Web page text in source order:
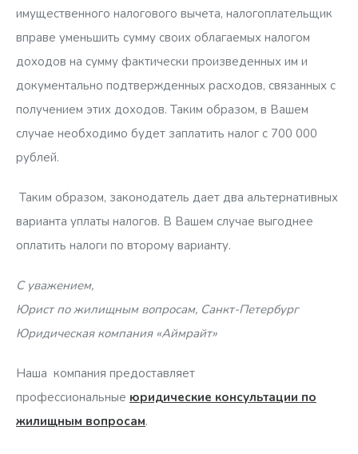
имущественного налогового вычета, налогоплательщик
вправе уменьшить сумму своих облагаемых налогом
доходов на сумму фактически произведенных им и
документально подтвержденных расходов, связанных с
получением этих доходов. Таким образом, в Вашем
случае необходимо будет заплатить налог с 700 000
рублей.
Таким образом, законодатель дает два альтернативных
варианта уплаты налогов. В Вашем случае выгоднее
оплатить налоги по второму варианту.
С уважением,
Юрист по жилищным вопросам, Санкт-Петербург
Юридическая компания «Аймрайт»
Наша компания предоставляет
профессиональные юридические консультации по
жилищным вопросам.